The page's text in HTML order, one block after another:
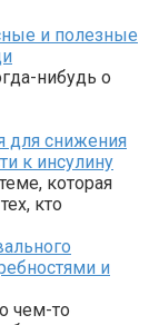
и полезные
нибудь о
для снижения
к инсулину
которая
кто
и
чем-то